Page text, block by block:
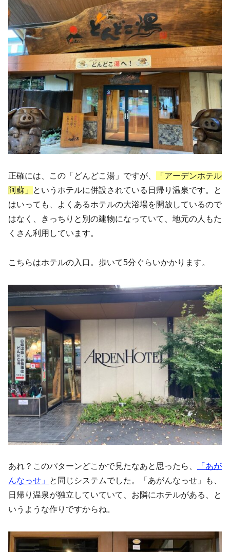
正確には、この「どんどこ湯」ですが、
「アーデンホテル
阿蘇」
というホテルに併設されている日帰り温泉です。と
はいっても、よくあるホテルの大浴場を開放しているので
はなく、きっちりと別の建物になっていて、地元の人もた
くさん利用しています。
こちらはホテルの入口。歩いて5分ぐらいかかります。
あれ？このパターンどこかで見たなあと思ったら、
「あが
んなっせ」
と同じシステムでした。「あがんなっせ」も、
日帰り温泉が独立していていて、お隣にホテルがある、と
いうような作りですからね。